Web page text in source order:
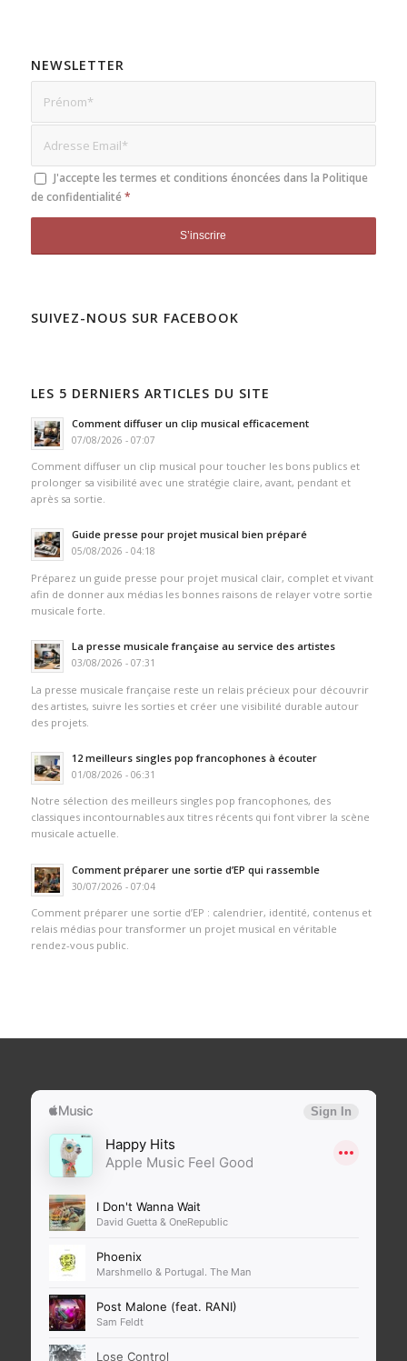
NEWSLETTER
J'accepte les termes et conditions énoncées dans la Politique
de confidentialité *
SUIVEZ-NOUS SUR FACEBOOK
LES 5 DERNIERS ARTICLES DU SITE
Comment diffuser un clip musical efficacement
07/08/2026 - 07:07
Comment diffuser un clip musical pour toucher les bons publics et
prolonger sa visibilité avec une stratégie claire, avant, pendant et
après sa sortie.
Guide presse pour projet musical bien préparé
05/08/2026 - 04:18
Préparez un guide presse pour projet musical clair, complet et vivant
afin de donner aux médias les bonnes raisons de relayer votre sortie
musicale forte.
La presse musicale française au service des artistes
03/08/2026 - 07:31
La presse musicale française reste un relais précieux pour découvrir
des artistes, suivre les sorties et créer une visibilité durable autour
des projets.
12 meilleurs singles pop francophones à écouter
01/08/2026 - 06:31
Notre sélection des meilleurs singles pop francophones, des
classiques incontournables aux titres récents qui font vibrer la scène
musicale actuelle.
Comment préparer une sortie d’EP qui rassemble
30/07/2026 - 07:04
Comment préparer une sortie d’EP : calendrier, identité, contenus et
relais médias pour transformer un projet musical en véritable
rendez-vous public.